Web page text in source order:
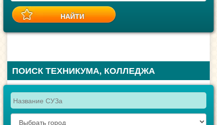
ПОИСК ТЕХНИКУМА, КОЛЛЕДЖА